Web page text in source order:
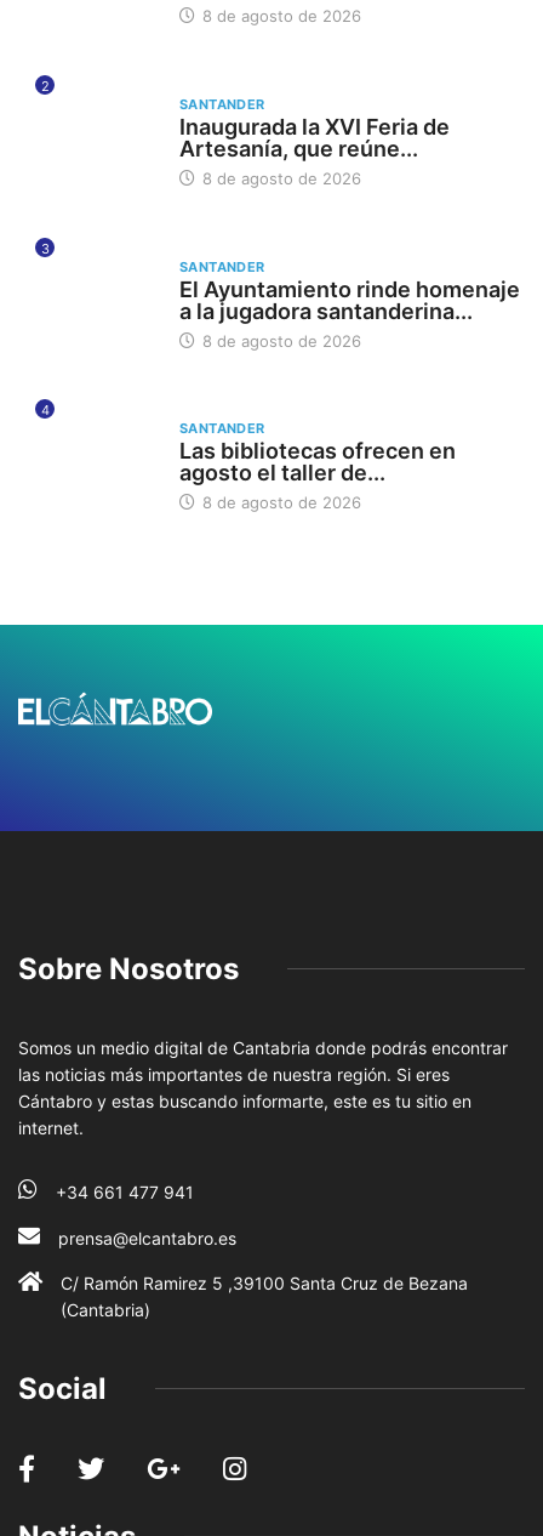
8 de agosto de 2026
2
SANTANDER
Inaugurada la XVI Feria de
Artesanía, que reúne...
8 de agosto de 2026
3
SANTANDER
El Ayuntamiento rinde homenaje
a la jugadora santanderina...
8 de agosto de 2026
4
SANTANDER
Las bibliotecas ofrecen en
agosto el taller de...
8 de agosto de 2026
Sobre Nosotros
Somos un medio digital de Cantabria donde podrás encontrar
las noticias más importantes de nuestra región. Si eres
Cántabro y estas buscando informarte, este es tu sitio en
internet.
+34 661 477 941
prensa@elcantabro.es
C/ Ramón Ramirez 5 ,39100 Santa Cruz de Bezana
(Cantabria)
Social